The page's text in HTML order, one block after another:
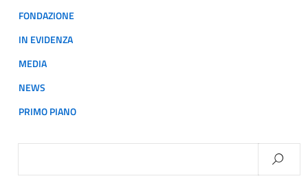
FONDAZIONE
IN EVIDENZA
MEDIA
NEWS
PRIMO PIANO